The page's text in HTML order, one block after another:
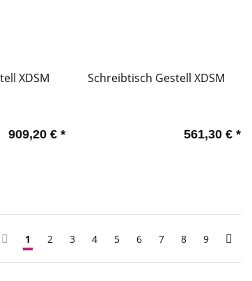
XDSM
909,20 € *
Schreibtisch Gestell XDSM
561,30 € *
1 2 3 4 5 6 7 8 9